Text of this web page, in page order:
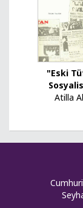
"Eski
Atilla